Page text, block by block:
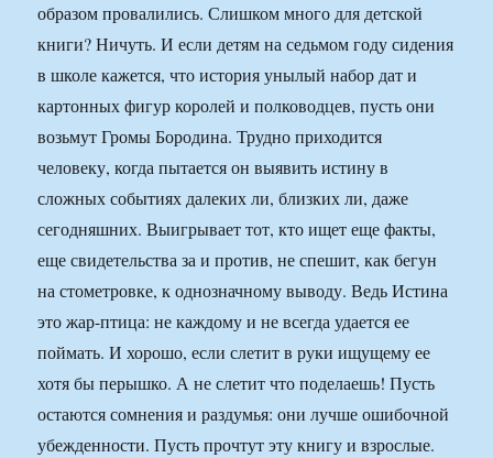
образом провалились. Слишком много для детской
книги? Ничуть. И если детям на седьмом году сидения
в школе кажется, что история унылый набор дат и
картонных фигур королей и полководцев, пусть они
возьмут Громы Бородина. Трудно приходится
человеку, когда пытается он выявить истину в
сложных событиях далеких ли, близких ли, даже
сегодняшних. Выигрывает тот, кто ищет еще факты,
еще свидетельства за и против, не спешит, как бегун
на стометровке, к однозначному выводу. Ведь Истина
это жар-птица: не каждому и не всегда удается ее
поймать. И хорошо, если слетит в руки ищущему ее
хотя бы перышко. А не слетит что поделаешь! Пусть
остаются сомнения и раздумья: они лучше ошибочной
убежденности. Пусть прочтут эту книгу и взрослые.